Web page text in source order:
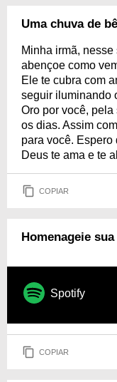
Uma chuva de
Minha irmã,
abençoe como
Ele te cubra com
seguir iluminando
Oro por você,
os dias. Assim
para você.
Deus te ama e te
COPIAR
Homenageie
Spotify
COPIAR